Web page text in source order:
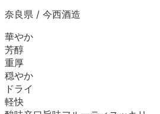
奈良県 / 今西酒造
華やか
芳醇
重厚
穏やか
ドライ
軽快